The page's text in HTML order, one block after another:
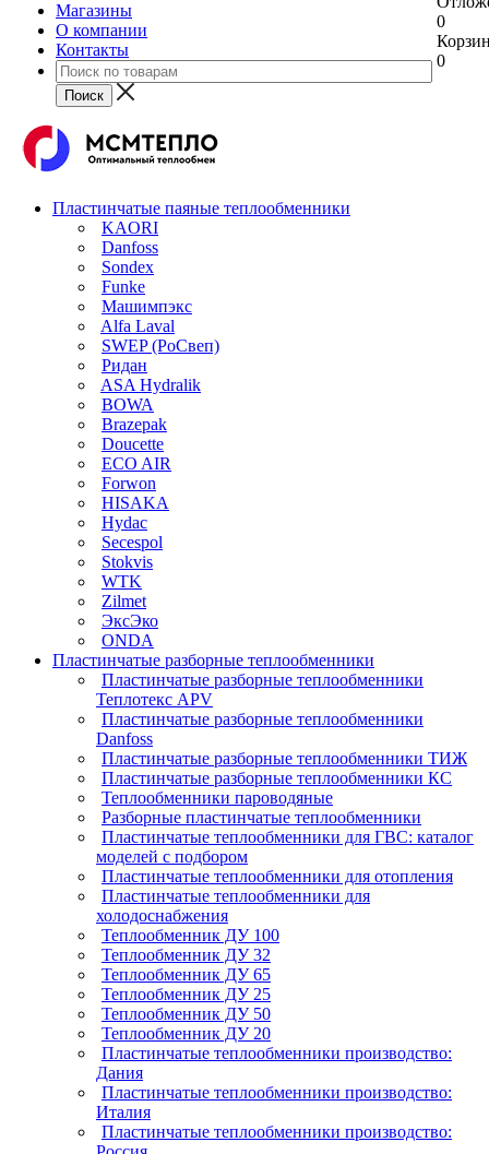
Магазины
О компании
Контакты
0
0
Пластинчатые паяные теплообменники
KAORI
Danfoss
Sondex
Funke
Машимпэкс
Alfa Laval
SWEP (РоСвеп)
Ридан
ASA Hydralik
BOWA
Brazepak
Doucette
ECO AIR
Forwon
HISAKA
Hydac
Secespol
Stokvis
WTK
Zilmet
ЭксЭко
ONDA
Пластинчатые разборные теплообменники
Пластинчатые разборные теплообменники
Теплотекс APV
Пластинчатые разборные теплообменники
Danfoss
Пластинчатые разборные теплообменники ТИЖ
Пластинчатые разборные теплообменники КC
Теплообменники пароводяные
Разборные пластинчатые теплообменники
Пластинчатые теплообменники для ГВС: каталог
моделей с подбором
Пластинчатые теплообменники для отопления
Пластинчатые теплообменники для
холодоснабжения
Теплообменник ДУ 100
Теплообменник ДУ 32
Теплообменник ДУ 65
Теплообменник ДУ 25
Теплообменник ДУ 50
Теплообменник ДУ 20
Пластинчатые теплообменники производство:
Дания
Пластинчатые теплообменники производство:
Италия
Пластинчатые теплообменники производство: